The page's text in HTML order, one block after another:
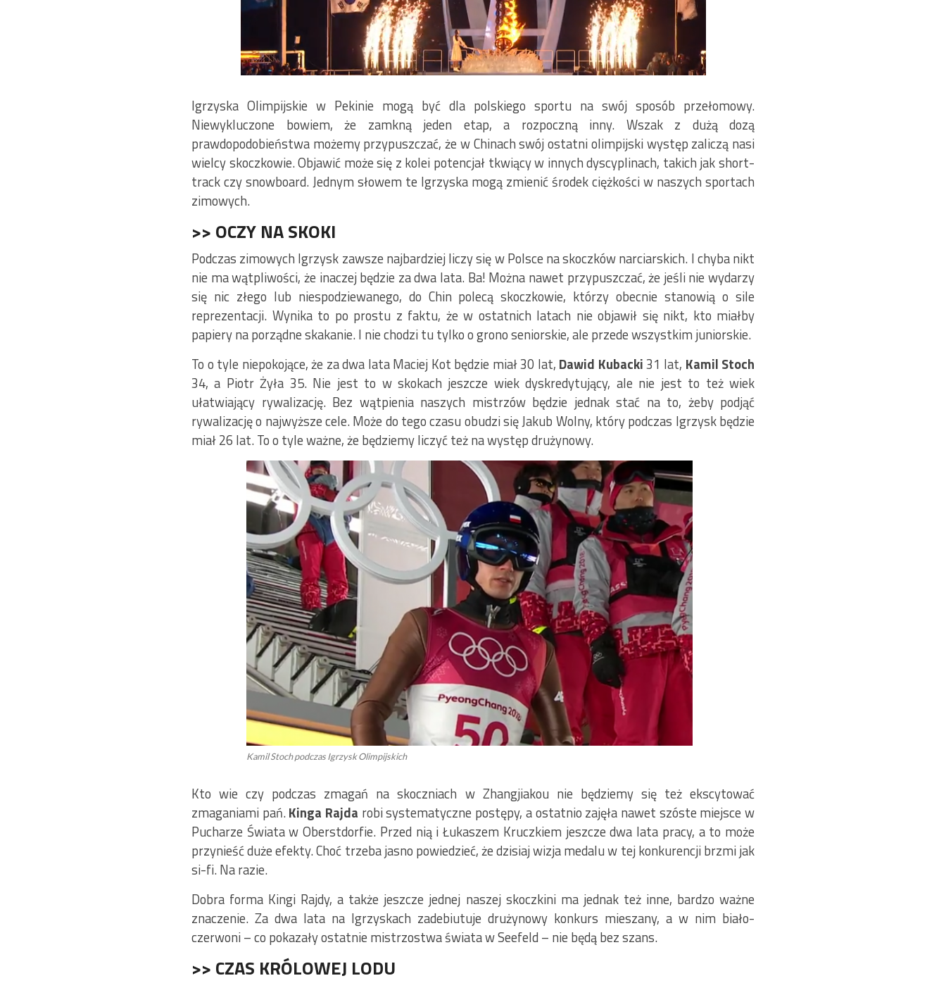
Igrzyska Olimpijskie w Pekinie mogą być dla polskiego sportu na swój sposób przełomowy.
Niewykluczone bowiem, że zamkną jeden etap, a rozpoczną inny. Wszak z dużą dozą
prawdopodobieństwa możemy przypuszczać, że w Chinach swój ostatni olimpijski występ zaliczą nasi
wielcy skoczkowie. Objawić może się z kolei potencjał tkwiący w innych dyscyplinach, takich jak short-
track czy snowboard. Jednym słowem te Igrzyska mogą zmienić środek ciężkości w naszych sportach
zimowych.
>> OCZY NA SKOKI
Podczas zimowych Igrzysk zawsze najbardziej liczy się w Polsce na skoczków narciarskich. I chyba nikt
nie ma wątpliwości, że inaczej będzie za dwa lata. Ba! Można nawet przypuszczać, że jeśli nie wydarzy
się nic złego lub niespodziewanego, do Chin polecą skoczkowie, którzy obecnie stanowią o sile
reprezentacji. Wynika to po prostu z faktu, że w ostatnich latach nie objawił się nikt, kto miałby
papiery na porządne skakanie. I nie chodzi tu tylko o grono seniorskie, ale przede wszystkim juniorskie.
To o tyle niepokojące, że za dwa lata Maciej Kot będzie miał 30 lat, Dawid Kubacki31 lat, Kamil Stoch
34, a Piotr Żyła 35. Nie jest to w skokach jeszcze wiek dyskredytujący, ale nie jest to też wiek
ułatwiający rywalizację. Bez wątpienia naszych mistrzów będzie jednak stać na to, żeby podjąć
rywalizację o najwyższe cele. Może do tego czasu obudzi się Jakub Wolny, który podczas Igrzysk będzie
miał 26 lat. To o tyle ważne, że będziemy liczyć też na występ drużynowy.
Kamil Stoch podczas Igrzysk Olimpijskich
Kto wie czy podczas zmagań na skoczniach w Zhangjiakou nie będziemy się też ekscytować
zmaganiami pań.Kinga Rajda robi systematyczne postępy, a ostatnio zajęła nawet szóste miejsce w
Pucharze Świata w Oberstdorfie. Przed nią i Łukaszem Kruczkiem jeszcze dwa lata pracy, a to może
przynieść duże efekty. Choć trzeba jasno powiedzieć, że dzisiaj wizja medalu w tej konkurencji brzmi jak
si-fi. Na razie.
Dobra forma Kingi Rajdy, a także jeszcze jednej naszej skoczkini ma jednak też inne, bardzo ważne
znaczenie. Za dwa lata na Igrzyskach zadebiutuje drużynowy konkurs mieszany, a w nim biało-
czerwoni – co pokazały ostatnie mistrzostwa świata w Seefeld – nie będą bez szans.
>> CZAS KRÓLOWEJ LODU